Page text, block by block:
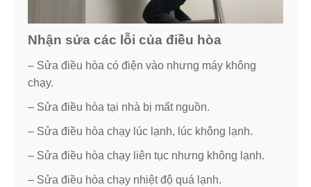
Nhận sửa các lỗi của điều hòa
– Sửa điều hòa có điện vào nhưng máy không
chạy.
– Sửa điều hòa tại nhà bị mất nguồn.
– Sửa điều hòa chạy lúc lạnh, lúc không lạnh.
– Sửa điều hòa chạy liên tục nhưng không lạnh.
– Sửa điều hòa chạy nhiệt độ quá lạnh.